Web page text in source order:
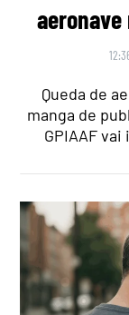
aeronave
Queda de
manga de
GPIAAF